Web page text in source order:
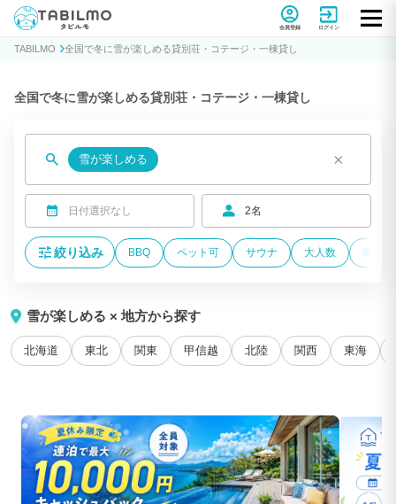
貸別荘コテージ・一棟貸し宿泊予約サイトTABILMO(タビルモ)
会員登録 ログイン
TABILMO 全国で冬に雪が楽しめる貸別荘・コテージ・一棟貸し
全国で冬に雪が楽しめる貸別荘・コテージ・一棟貸し
雪が楽しめる ×
日付選択なし 2名
絞り込み BBQ ペット可 サウナ 大人数 海が
雪が楽しめる × 地方から探す
北海道 東北 関東 甲信越 北陸 関西 東海